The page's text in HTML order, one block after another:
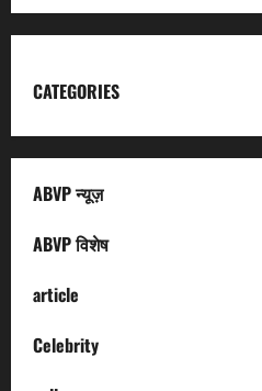
CATEGORIES
ABVP न्यूज़
ABVP विशेष
article
Celebrity